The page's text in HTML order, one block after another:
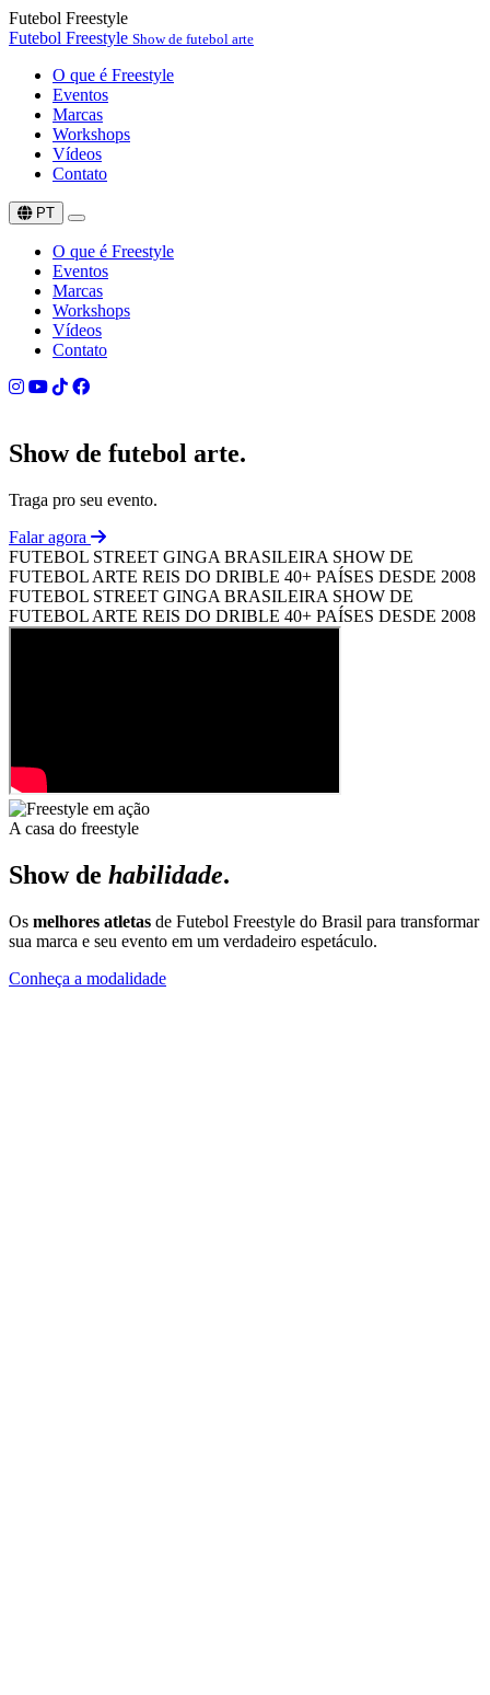
Futebol Freestyle
Futebol Freestyle Show de futebol arte
O que é Freestyle
Eventos
Marcas
Workshops
Vídeos
Contato
PT
O que é Freestyle
Eventos
Marcas
Workshops
Vídeos
Contato
Show de futebol arte.
Traga pro seu evento.
Falar agora
FUTEBOL STREET GINGA BRASILEIRA SHOW DE
FUTEBOL ARTE REIS DO DRIBLE 40+ PAÍSES DESDE 2008
FUTEBOL STREET GINGA BRASILEIRA SHOW DE
FUTEBOL ARTE REIS DO DRIBLE 40+ PAÍSES DESDE 2008
A casa do freestyle
Show de habilidade.
Os melhores atletas de Futebol Freestyle do Brasil para transformar
sua marca e seu evento em um verdadeiro espetáculo.
Conheça a modalidade